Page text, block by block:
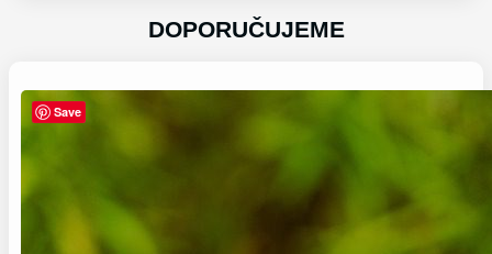
DOPORUČUJEME
Save